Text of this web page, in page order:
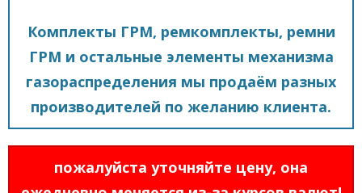
Комплекты ГРМ, ремкомплекты, ремни
ГРМ и остальные элементы механизма
газораспределения мы продаём разных
производителей по желанию клиента.
пожалуйста уточняйте цену, она